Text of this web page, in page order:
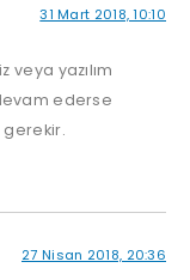
31 Mart 2018, 10:10
yazılım
ederse
gerekir.
27 Nisan 2018, 20:36